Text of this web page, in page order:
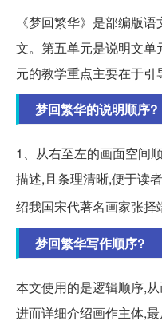
《梦回繁华》是部编版
文。第五单元是说明文
元的教学重点主要在于引
梦回繁华的说明顺序?
1、从右至左的画面空间
描述,且条理清晰,便于读
绍我国宋代著名画家张择
梦回繁华写作顺序?
本文使用的是逻辑顺序,
进而详细介绍画作主体,